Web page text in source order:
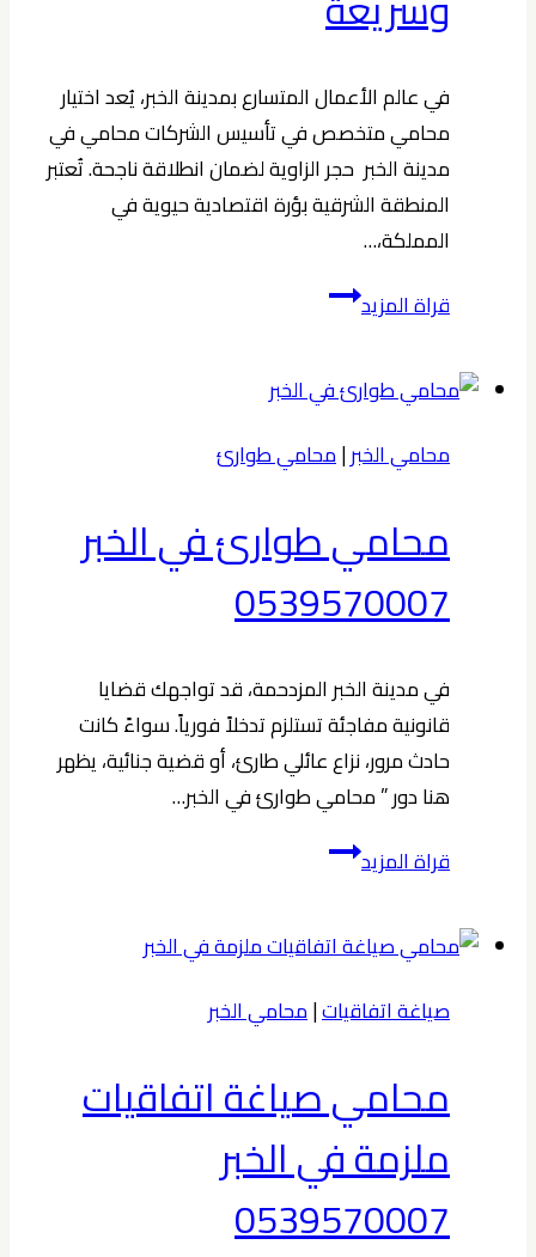
في عالم الأعمال المتسارع بمدينة الخبر، يُعد اختيار
محامي متخصص في تأسيس الشركات محامي في
مدينة الخبر حجر الزاوية لضمان انطلاقة ناجحة. تُعتبر
المنطقة الشرقية بؤرة اقتصادية حيوية في
المملكة،…
قراة المزيدمحامي
تأسيس
الشركات
محامي
مدينة
الخبر
0539570007
بن
حبشي
|
إجراءات
وسريعة
محامي الخبر|محامي طوارئ
محامي طوارئ في الخبر
0539570007
في مدينة الخبر المزدحمة، قد تواجهك قضايا
قانونية مفاجئة تستلزم تدخلاً فورياً. سواءً كانت
حادث مرور، نزاع عائلي طارئ، أو قضية جنائية، يظهر
هنا دور ” محامي طوارئ في الخبر…
قراة المزيدمحامي
الخبر
0539570007صياغة اتفاقيات|محامي الخبر
محامي صياغة اتفاقيات
ملزمة في الخبر
0539570007